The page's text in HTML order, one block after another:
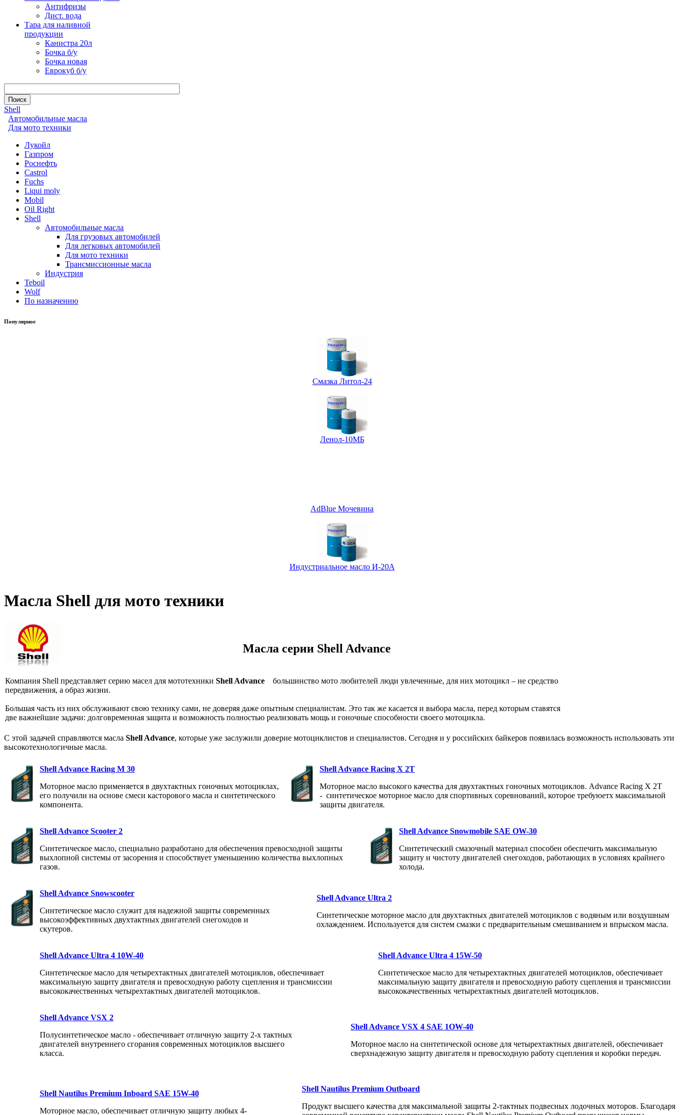
Антифризы
Дист. вода
Тара для наливной
продукции
Канистра 20л
Бочка б/у
Бочка новая
Еврокуб б/у
Shell
Автомобильные масла
Для мото техники
Лукойл
Газпром
Роснефть
Castrol
Fuchs
Liqui moly
Mobil
Oil Right
Shell
Автомобильные масла
Для грузовых автомобилей
Для легковых автомобилей
Для мото техники
Трансмиссионные масла
Индустрия
Teboil
Wolf
По назначению
Популярное
Смазка Литол-24
Ленол-10МБ
AdBlue Мочевина
Индустриальное масло И-20А
Масла Shell для мото техники
Масла серии Shell Advance
Компания Shell представляет серию масел для мототехники Shell Advance
большинство мото любителей люди увлеченные, для них мотоцикл – не средство
передвижения, а образ жизни.
Большая часть из них обслуживают свою технику сами, не доверяя даже опытным специалистам. Это так же касается и выбора масла, перед которым ставятся
две важнейшие задачи: долговременная защита и возможность полностью реализовать мощь и гоночные способности своего мотоцикла.
С этой задачей справляются масла Shell Advance, которые уже заслужили доверие мотоциклистов и специалистов. Сегодня и у российских байкеров появилась возможность использовать эти
высокотехнологичные масла.
Shell Advance Racing M 30
Моторное масло применяется в двухтактных гоночных мотоциклах,
его получили на основе смеси касторового масла и синтетического
компонента.
Shell Advance Racing X 2T
Моторное масло высокого качества для двухтактных гоночных мотоциклов. Advance Racing X 2T
- синтетическое моторное масло для спортивных соревнований, которое требуюетх максимальной
защиты двигателя.
Shell Advance Scooter 2
Синтетическое масло, специально разработано для обеспечения превосходной защиты
выхлопной системы от засорения и способствует уменьшению количества выхлопных
газов.
Shell Advance Snowmobile SAE OW-30
Синтетический смазочный материал способен обеспечить максимальную
защиту и чистоту двигателей снегоходов, работающих в условиях крайнего
холода.
Shell Advance Snowscooter
Синтетическое масло служит для надежной защиты современных
высокоэффективных двухтактных двигателей снегоходов и
скутеров.
Shell Advance Ultra 2
Синтетическое моторное масло для двухтактных двигателей мотоциклов с водяным или воздушным
охлаждением. Используется для систем смазки с предварительным смешиванием и впрыском масла.
Shell Advance Ultra 4 10W-40
Синтетическое масло для четырехтактных двигателей мотоциклов, обеспечивает
максимальную защиту двигателя и превосходную работу сцепления и трансмиссии
высококачественных четырехтактных двигателей мотоциклов.
Shell Advance Ultra 4 15W-50
Синтетическое масло для четырехтактных двигателей мотоциклов, обеспечивает
максимальную защиту двигателя и превосходную работу сцепления и трансмиссии
высококачественных четырехтактных двигателей мотоциклов.
Shell Advance VSX 2
Полусинтетическое масло - обеспечивает отличную защиту 2-х тактных
двигателей внутреннего сгорания современных мотоциклов высшего
класса.
Shell Advance VSX 4 SAE 1OW-40
Моторное масло на синтетической основе для четырехтактных двигателей, обеспечивает
сверхнадежную защиту двигателя и превосходную работу сцепления и коробки передач.
Shell Nautilus Premium Inboard SAE 15W-40
Моторное масло, обеспечивает отличную защиту любых 4-
Shell Nautilus Premium Outboard
Продукт высшего качества для максимальной защиты 2-тактных подвесных лодочных моторов. Благодаря